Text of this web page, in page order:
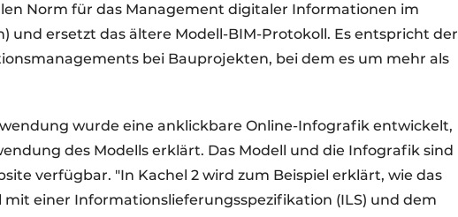
Norm für das Management digitaler Informationen im
und ersetzt das ältere Modell-BIM-Protokoll. Es entspricht der
bei Bauprojekten, bei dem es um mehr als
wurde eine anklickbare Online-Infografik entwickelt,
des Modells erklärt. Das Modell und die Infografik sind
verfügbar. "In Kachel 2 wird zum Beispiel erklärt, wie das
einer Informationslieferungsspezifikation (ILS) und dem